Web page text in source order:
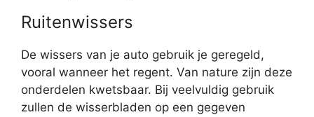
Ruitenwissers
De wissers van je auto gebruik je geregeld,
vooral wanneer het regent. Van nature zijn deze
onderdelen kwetsbaar. Bij veelvuldig gebruik
zullen de wisserbladen op een gegeven